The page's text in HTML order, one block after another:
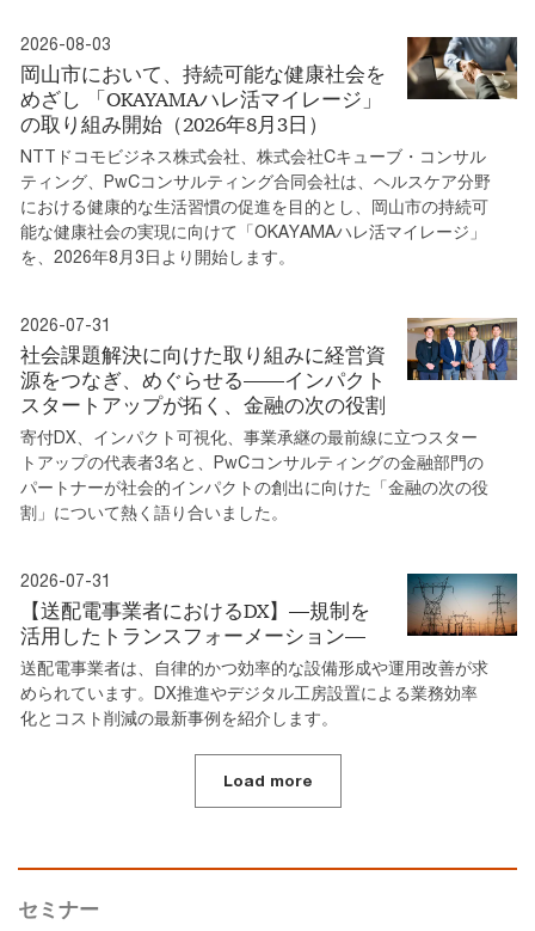
2026-08-03
岡山市において、持続可能な健康社会を
めざし 「OKAYAMAハレ活マイレージ」
の取り組み開始（2026年8月3日）
NTTドコモビジネス株式会社、株式会社Cキューブ・コンサル
ティング、PwCコンサルティング合同会社は、ヘルスケア分野
における健康的な生活習慣の促進を目的とし、岡山市の持続可
能な健康社会の実現に向けて「OKAYAMAハレ活マイレージ」
を、2026年8月3日より開始します。
2026-07-31
社会課題解決に向けた取り組みに経営資
源をつなぎ、めぐらせる――インパクト
スタートアップが拓く、金融の次の役割
寄付DX、インパクト可視化、事業承継の最前線に立つスター
トアップの代表者3名と、PwCコンサルティングの金融部門の
パートナーが社会的インパクトの創出に向けた「金融の次の役
割」について熱く語り合いました。
2026-07-31
【送配電事業者におけるDX】―規制を
活⽤したトランスフォーメーション―
送配電事業者は、⾃律的かつ効率的な設備形成や運⽤改善が求
められています。DX推進やデジタル工房設置による業務効率
化とコスト削減の最新事例を紹介します。
Load more
セミナー